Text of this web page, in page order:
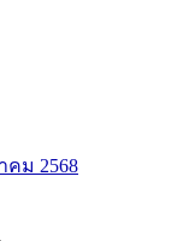
คม 2568